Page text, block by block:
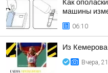
Как
машины
06:10
Из
Вчера,